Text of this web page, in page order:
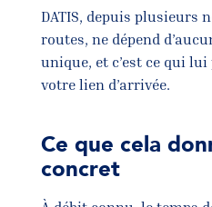
DATIS, depuis plusieurs
routes, ne dépend
unique, et c’est ce qui
votre lien d’arrivée.
Ce que cela
concret